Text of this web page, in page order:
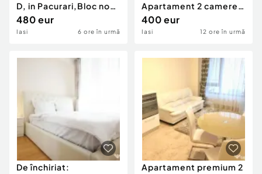
D, in Pacurari,Bloc nou,
loc parcare
480 eur
Iasi 6 ore în urmă
Apartament 2 camere
de închiriat – Șoseaua
400 eur
Iasi 12 ore în urmă
De închiriat:
Apartament premium 2